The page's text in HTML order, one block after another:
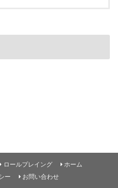
ロールプレイング
ホーム
ー
お問い合わせ